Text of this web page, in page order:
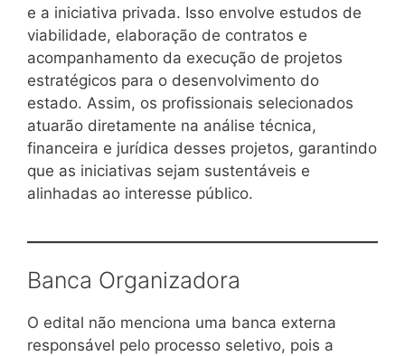
e a iniciativa privada. Isso envolve estudos de
viabilidade, elaboração de contratos e
acompanhamento da execução de projetos
estratégicos para o desenvolvimento do
estado. Assim, os profissionais selecionados
atuarão diretamente na análise técnica,
financeira e jurídica desses projetos, garantindo
que as iniciativas sejam sustentáveis e
alinhadas ao interesse público.
Banca Organizadora
O edital não menciona uma banca externa
responsável pelo processo seletivo, pois a